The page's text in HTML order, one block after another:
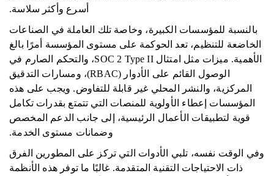
أسرع وأكثر سلاسة.
بالنسبة للمؤسسات الكبيرة، وخاصة تلك العاملة في الصناعات
الخاضعة للتنظيم، تعد الحوكمة على مستوى المؤسسة أمرًا بالغ
الأهمية. ميزات مثل امتثال SOC 2 Type II، والتحكم الصارم في
الوصول القائم على الأدوار (RBAC)، ومسارات التدقيق
المركزية، والنشر المحلي غير قابلة للتفاوض. ويجب على هذه
المؤسسات إعطاء الأولوية للمنصات التي تتمتع بقدرات تكامل
قوية لتطبيقات الأعمال الرئيسية، إلى جانب الدعم المخصص
وضمانات مستوى الخدمة.
وفي الوقت نفسه، تلبي الأدوات التي تركز على المطورين الفرق
ذات الاحتياجات التقنية المتقدمة. غالبًا ما توفر هذه الأنظمة